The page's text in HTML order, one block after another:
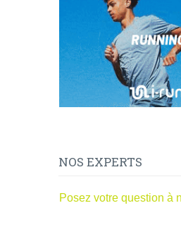
NOS EXPERTS
Posez votre question à